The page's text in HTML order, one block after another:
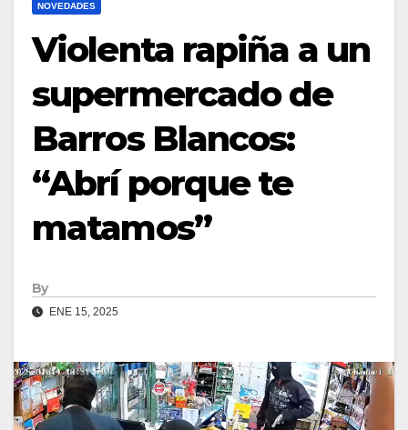
NOVEDADES
Violenta rapiña a un
supermercado de
Barros Blancos:
“Abrí porque te
matamos”
By
ENE 15, 2025